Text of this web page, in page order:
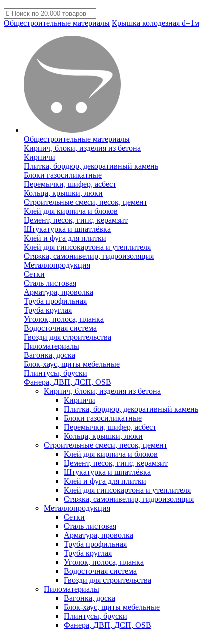
Общестроительные материалы Крышка колодезная d=1м
Общестроительные материалы
Кирпич, блоки, изделия из бетона
Кирпичи
Плитка, бордюр, декоративный камень
Блоки газосиликатные
Перемычки, шифер, асбест
Кольца, крышки, люки
Строительные смеси, песок, цемент
Клей для кирпича и блоков
Цемент, песок, гипс, керамзит
Штукатурка и шпатлёвка
Клей и фуга для плитки
Клей для гипсокартона и утеплителя
Стяжка, самонивелир, гидроизоляция
Металлопродукция
Сетки
Сталь листовая
Арматура, проволка
Труба профильная
Труба круглая
Уголок, полоса, планка
Водосточная система
Гвозди для строительства
Пиломатериалы
Вагонка, доска
Блок-хаус, щиты мебельные
Плинтусы, бруски
Фанера, ДВП, ДСП, OSB
Кирпич, блоки, изделия из бетона
Кирпичи
Плитка, бордюр, декоративный камень
Блоки газосиликатные
Перемычки, шифер, асбест
Кольца, крышки, люки
Строительные смеси, песок, цемент
Клей для кирпича и блоков
Цемент, песок, гипс, керамзит
Штукатурка и шпатлёвка
Клей и фуга для плитки
Клей для гипсокартона и утеплителя
Стяжка, самонивелир, гидроизоляция
Металлопродукция
Сетки
Сталь листовая
Арматура, проволка
Труба профильная
Труба круглая
Уголок, полоса, планка
Водосточная система
Гвозди для строительства
Пиломатериалы
Вагонка, доска
Блок-хаус, щиты мебельные
Плинтусы, бруски
Фанера, ДВП, ДСП, OSB